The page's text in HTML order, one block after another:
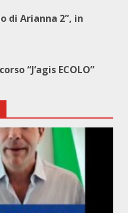
di Arianna 2”, in
“J’agis ECOLO”